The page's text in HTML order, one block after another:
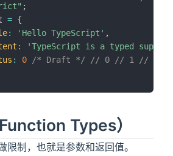
;
= {
: 'Hello TypeScript' ,
:
'TypeScript is a typed
: 0 /* Draft */
// 0 // 1 // 2
Types）
限制，也就是参数和返回值。